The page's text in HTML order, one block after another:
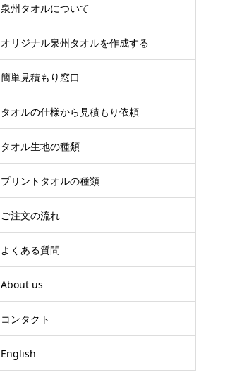
泉州タオルについて
オリジナル泉州タオルを作成する
簡単見積もり窓口
タオルの仕様から見積もり依頼
タオル生地の種類
プリントタオルの種類
ご注文の流れ
よくある質問
About us
コンタクト
English